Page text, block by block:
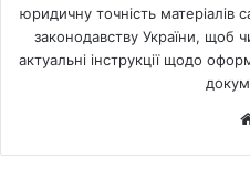
юридичну точність матеріалів
законодавству України, щоб
актуальні інструкції щодо